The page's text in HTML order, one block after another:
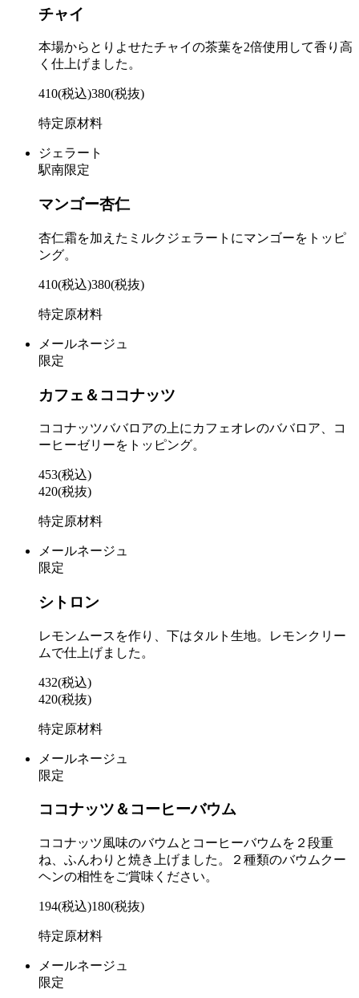
チャイ
本場からとりよせたチャイの茶葉を2倍使用して香り高
く仕上げました。
410(税込)380(税抜)
特定原材料
ジェラート
駅南限定
マンゴー杏仁
杏仁霜を加えたミルクジェラートにマンゴーをトッピ
ング。
410(税込)380(税抜)
特定原材料
メールネージュ
限定
カフェ＆ココナッツ
ココナッツババロアの上にカフェオレのババロア、コ
ーヒーゼリーをトッピング。
453(税込)
420(税抜)
特定原材料
メールネージュ
限定
シトロン
レモンムースを作り、下はタルト生地。レモンクリー
ムで仕上げました。
432(税込)
420(税抜)
特定原材料
メールネージュ
限定
ココナッツ＆コーヒーバウム
ココナッツ風味のバウムとコーヒーバウムを２段重
ね、ふんわりと焼き上げました。２種類のバウムクー
ヘンの相性をご賞味ください。
194(税込)180(税抜)
特定原材料
メールネージュ
限定